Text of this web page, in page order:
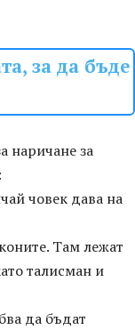
за да бъде
наричане за
човек дава на
Там лежат
талисман и
да бъдат